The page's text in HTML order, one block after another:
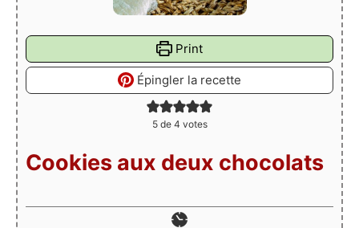
Print
Épingler la recette
5de 4 votes
Cookies aux deux chocolats